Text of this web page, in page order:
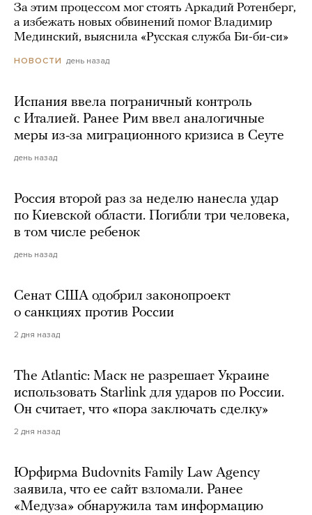
За этим процессом мог стоять Аркадий Ротенберг,
а избежать новых обвинений помог Владимир
Мединский, выяснила «Русская служба Би-би-си»
НОВОСТИ день назад
Испания ввела пограничный контроль
с Италией. Ранее Рим ввел аналогичные
меры из-за миграционного кризиса в Сеуте
день назад
Россия второй раз за неделю нанесла удар
по Киевской области. Погибли три человека,
в том числе ребенок
день назад
Сенат США одобрил законопроект
о санкциях против России
2 дня назад
The Atlantic: Маск не разрешает Украине
использовать Starlink для ударов по России.
Он считает, что «пора заключать сделку»
2 дня назад
Юрфирма Budovnits Family Law Agency
заявила, что ее сайт взломали. Ранее
«Медуза» обнаружила там информацию